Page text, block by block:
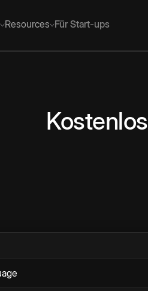
Resources Für Start-ups
Kostenlos